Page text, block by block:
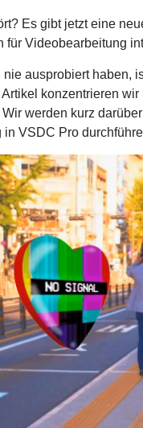
Es gibt jetzt eine
für Videobearbeitung
ausprobiert haben,
konzentrieren
werden kurz
VSDC Pro